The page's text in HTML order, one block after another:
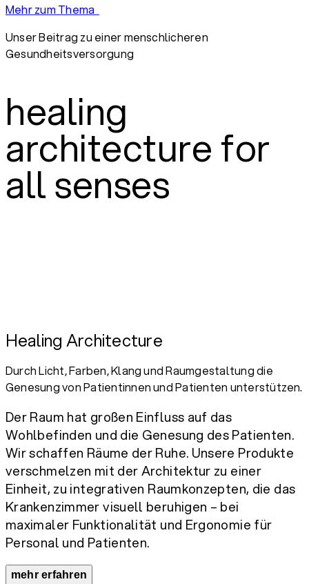
Mehr zum Thema
Unser Beitrag zu einer menschlicheren
Gesundheitsversorgung
healing
architecture for
all senses
Healing Architecture
Durch Licht, Farben, Klang und Raumgestaltung die
Genesung von Patientinnen und Patienten unterstützen.
Der Raum hat großen Einfluss auf das
Wohlbefinden und die Genesung des Patienten.
Wir schaffen Räume der Ruhe. Unsere Produkte
verschmelzen mit der Architektur zu einer
Einheit, zu integrativen Raumkonzepten, die das
Krankenzimmer visuell beruhigen – bei
maximaler Funktionalität und Ergonomie für
Personal und Patienten.
mehr erfahren